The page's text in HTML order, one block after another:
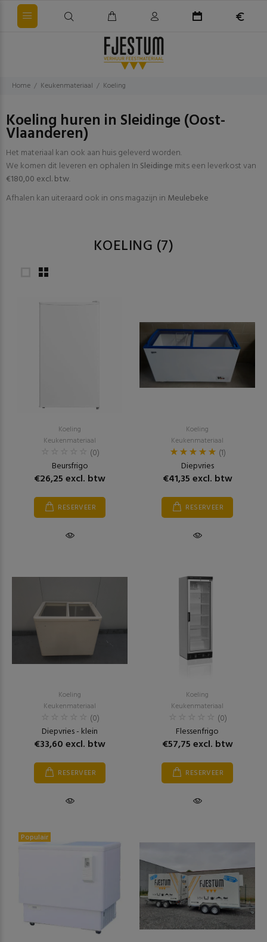
Home Keukenmateriaal Koeling
Koeling huren in Sleidinge (Oost-
Vlaanderen)
Het materiaal kan ook aan huis geleverd worden.
We komen dit leveren en ophalen In Sleidinge mits een leverkost van
€180,00 excl. btw.
Afhalen kan uiteraard ook in ons magazijn in Meulebeke
KOELING (7)
Koeling
Keukenmateriaal
(0)
Beursfrigo
€26,25 excl. btw
RESERVEER
Koeling
Keukenmateriaal
(1)
Diepvries
€41,35 excl. btw
RESERVEER
Koeling
Keukenmateriaal
(0)
Diepvries - klein
€33,60 excl. btw
RESERVEER
Koeling
Keukenmateriaal
(0)
Flessenfrigo
€57,75 excl. btw
RESERVEER
Populair